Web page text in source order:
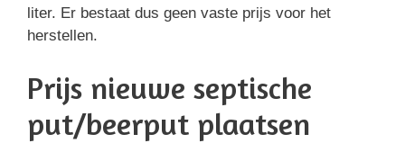
liter. Er bestaat dus geen vaste prijs voor het
herstellen.
Prijs nieuwe septische
put/beerput plaatsen